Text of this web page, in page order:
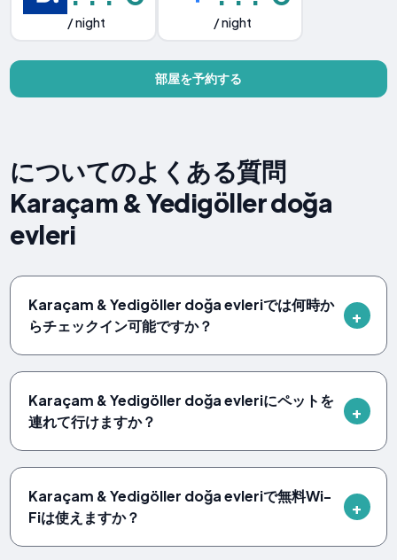
/ night / night
部屋を予約する
についてのよくある質問
Karaçam & Yedigöller doğa
evleri
Karaçam & Yedigöller doğa evleriでは何時か
らチェックイン可能ですか？
Karaçam & Yedigöller doğa evleriにペットを
連れて行けますか？
Karaçam & Yedigöller doğa evleriで無料Wi-
Fiは使えますか？